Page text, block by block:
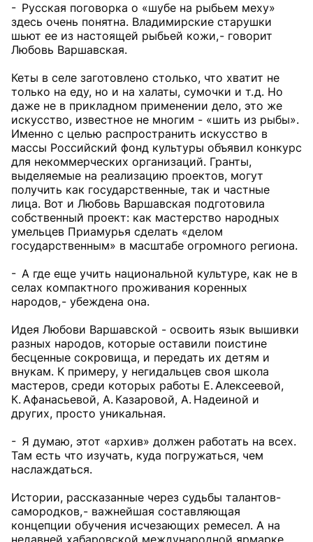
- Русская поговорка о «шубе на рыбьем меху»
здесь очень понятна. Владимирские старушки
шьют ее из настоящей рыбьей кожи, - говорит
Любовь Варшавская.
Кеты в селе заготовлено столько, что хватит не
только на еду, но и на халаты, сумочки и т. д. Но
даже не в прикладном применении дело, это же
искусство, известное не многим - «шить из рыбы».
Именно с целью распространить искусство в
массы Российский фонд культуры объявил конкурс
для некоммерческих организаций. Гранты,
выделяемые на реализацию проектов, могут
получить как государственные, так и частные
лица. Вот и Любовь Варшавская подготовила
собственный проект: как мастерство народных
умельцев Приамурья сделать «делом
государственным» в масштабе огромного региона.
- А где еще учить национальной культуре, как не в
селах компактного проживания коренных
народов, - убеждена она.
Идея Любови Варшавской - освоить язык вышивки
разных народов, которые оставили поистине
бесценные сокровища, и передать их детям и
внукам. К примеру, у негидальцев своя школа
мастеров, среди которых работы Е. Алексеевой,
К. Афанасьевой, А. Казаровой, А. Надеиной и
других, просто уникальная.
- Я думаю, этот «архив» должен работать на всех.
Там есть что изучать, куда погружаться, чем
наслаждаться.
Истории, рассказанные через судьбы талантов-
самородков, - важнейшая составляющая
концепции обучения исчезающих ремесел. А на